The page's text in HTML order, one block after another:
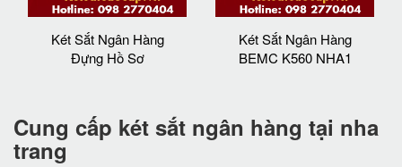
Két Sắt Ngân Hàng
Đựng Hồ Sơ
Két Sắt Ngân Hàng
BEMC K560 NHA1
Cung cấp két sắt ngân hàng tại nha
trang